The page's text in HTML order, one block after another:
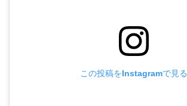
この投稿をInstagramで見る